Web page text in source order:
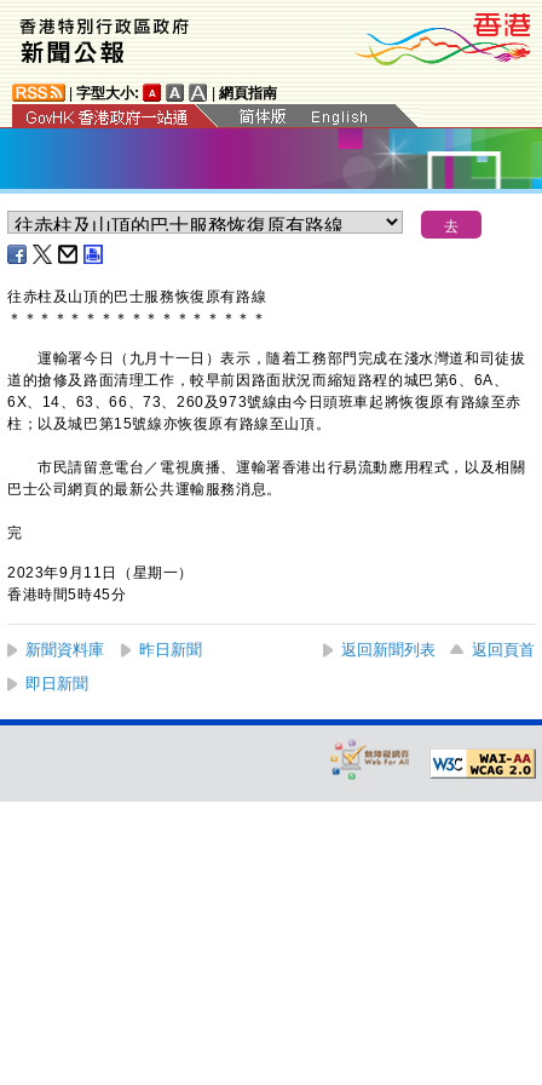
字型大小: 網頁指南
往赤柱及山頂的巴士服務恢復原有路線
＊ ＊ ＊ ＊ ＊ ＊ ＊ ＊ ＊ ＊ ＊ ＊ ＊ ＊ ＊ ＊ ＊
​運輸署今日（九月十一日）表示，隨着工務部門完成在淺水灣道和司徒拔
道的搶修及路面清理工作，較早前因路面狀況而縮短路程的城巴第6、6A、
6X、14、63、66、73、260及973號線由今日頭班車起將恢復原有路線至赤
柱；以及城巴第15號線亦恢復原有路線至山頂。
市民請留意電台／電視廣播、運輸署香港出行易流動應用程式，以及相關
巴士公司網頁的最新公共運輸服務消息。
完
2023年9月11日（星期一）
香港時間5時45分
新聞資料庫 昨日新聞 返回新聞列表
返回頁首
即日新聞